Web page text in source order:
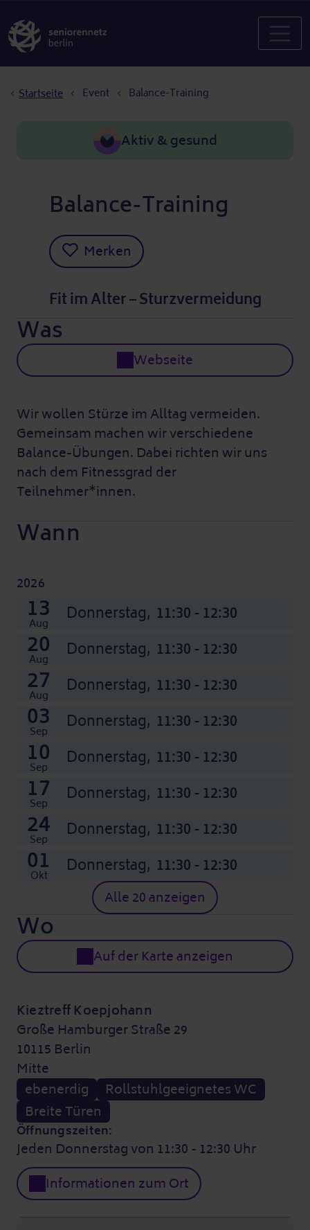
Startseite Event Balance-Training
Aktiv & gesund
Balance-Training
Merken
Fit im Alter – Sturzvermeidung
Was
Webseite
Wir wollen Stürze im Alltag vermeiden.
Gemeinsam machen wir verschiedene
Balance-Übungen. Dabei richten wir uns
nach dem Fitnessgrad der
Teilnehmer*innen.
Wann
2026
13
Aug Donnerstag, 11:30 - 12:30
20
Aug Donnerstag, 11:30 - 12:30
27
Aug Donnerstag, 11:30 - 12:30
03
Sep Donnerstag, 11:30 - 12:30
10
Sep Donnerstag, 11:30 - 12:30
17
Sep Donnerstag, 11:30 - 12:30
24
Sep Donnerstag, 11:30 - 12:30
01
Okt Donnerstag, 11:30 - 12:30
08
Okt Donnerstag,
11:30 - 12:30
15
Okt Donnerstag,
11:30 - 12:30
22
Okt Donnerstag,
11:30 - 12:30
29
Okt Donnerstag,
11:30 - 12:30
05
Nov Donnerstag,
11:30 - 12:30
12
Nov Donnerstag,
11:30 - 12:30
19
Nov Donnerstag,
11:30 - 12:30
26
Nov Donnerstag,
11:30 - 12:30
03
Dez Donnerstag,
11:30 - 12:30
10
Dez Donnerstag,
11:30 - 12:30
17
Dez Donnerstag,
11:30 - 12:30
24
Dez Donnerstag,
11:30 - 12:30
Alle 20 anzeigen
Wo
Auf der Karte anzeigen
Kieztreff Koepjohann
Große Hamburger Straße 29
10115 Berlin
Mitte
ebenerdig
Rollstuhlgeeignetes WC
Breite Türen
Öffnungszeiten:
Jeden Donnerstag von 11:30 - 12:30 Uhr
Informationen zum Ort